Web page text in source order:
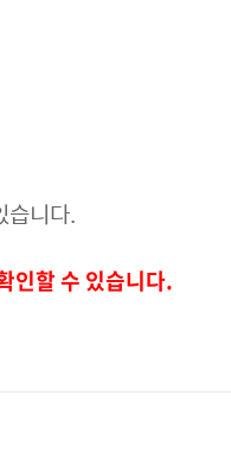
습니다.
인할 수 있습니다.